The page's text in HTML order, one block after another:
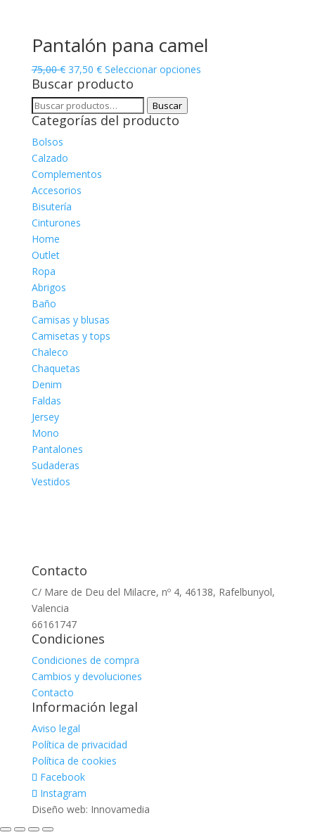
Pantalón pana camel
75,00€ El
precio
original
era:
37,50 €El
precio
actual
es:
Seleccionar opcionesEste
Buscar producto
Buscar
por:
Buscar
Categorías del producto
Bolsos
Calzado
Complementos
Accesorios
Bisutería
Cinturones
Home
Outlet
Ropa
Abrigos
Baño
Camisas y blusas
Camisetas y tops
Chaleco
Chaquetas
Denim
Faldas
Jersey
Mono
Pantalones
Sudaderas
Vestidos
Contacto
C/ Mare de Deu del Milacre, nº 4, 46138, Rafelbunyol,
Valencia
66161747
Condiciones
Condiciones de compra
Cambios y devoluciones
Contacto
Información legal
Aviso legal
Política de privacidad
Política de cookies
Facebook
Instagram
Diseño web: Innovamedia